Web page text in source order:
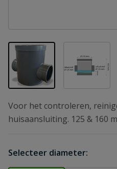
View larger image
Voor het controleren,
huisaansluiting. 125 & 160
Selecteer diameter: